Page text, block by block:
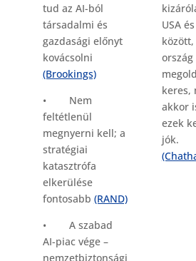
tud az AI-ból
társadalmi és
gazdasági előnyt
kovácsolni
(Brookings)
• Nem
feltétlenül
megnyerni kell; a
stratégiai
katasztrófa
elkerülése
fontosabb (RAND)
• A szabad
AI-piac vége –
nemzetbiztonsági
USA
keres,
akkor
ezek
jók.